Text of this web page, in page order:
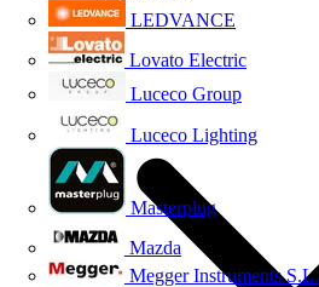
LEDVANCE
Lovato Electric
Luceco Group
Luceco Lighting
Masterplug
Mazda
Megger Instruments S.L.